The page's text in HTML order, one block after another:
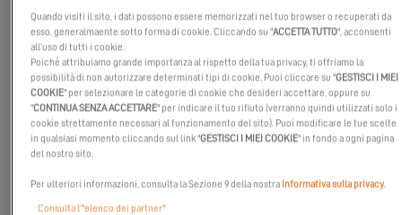
Trova qui i nostri modelli iconici: l'Excess 11 e l'Excess 14!
I nostri team sono felici di accoglierti e discutere insieme il tuo
progetto di catamarani.
A presto a bordo!
Quando visiti il sito, i dati possono essere memorizzati nel tuo browser o recuperati da
esso, generalmaente sotto forma di cookie. Cliccando su "ACCETTA TUTTO", acconsenti
all’uso di tutti i cookie.
Poiché attribuiamo grande importanza al rispetto della tua privacy, ti offriamo la
possibilità di non autorizzare determinati tipi di cookie. Puoi cliccare su "GESTISCI I MIEI
COOKIE" per selezionare le categorie di cookie che desideri accettare, oppure su
"CONTINUA SENZA ACCETTARE" per indicare il tuo rifiuto (verranno quindi utilizzati solo i
cookie strettamente necessari al funzionamento del sito). Puoi modificare le tue scelte
in qualsiasi momento cliccando sul link "GESTISCI I MIEI COOKIE" in fondo a ogni pagina
del nostro sito.
Per ulteriori informazioni, consulta la Sezione 9 della nostra informativa sulla privacy.
Consulta l’"elenco dei partner"